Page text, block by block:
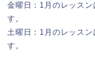
金曜日：1月のレッス
す。
土曜日：1月のレッス
す。